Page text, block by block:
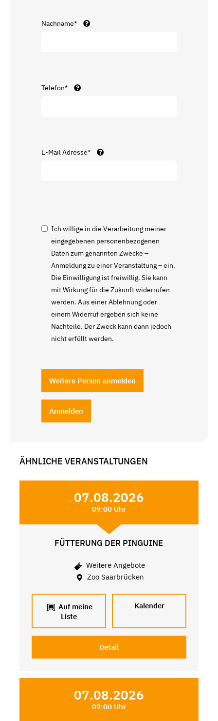
Nachname*
Telefon*
E-Mail Adresse*
Ich willige in die Verarbeitung meiner
eingegebenen personenbezogenen
Daten zum genannten Zwecke –
Anmeldung zu einer Veranstaltung – ein.
Die Einwilligung ist freiwillig. Sie kann
mit Wirkung für die Zukunft widerrufen
werden. Aus einer Ablehnung oder
einem Widerruf ergeben sich keine
Nachteile. Der Zweck kann dann jedoch
nicht erfüllt werden.
Weitere Person anmelden
Anmelden
ÄHNLICHE VERANSTALTUNGEN
07.08.2026
09:00 Uhr
FÜTTERUNG DER PINGUINE
Weitere Angebote
Zoo Saarbrücken
Auf meine
Liste
Kalender
Detail
07.08.2026
09:00 Uhr